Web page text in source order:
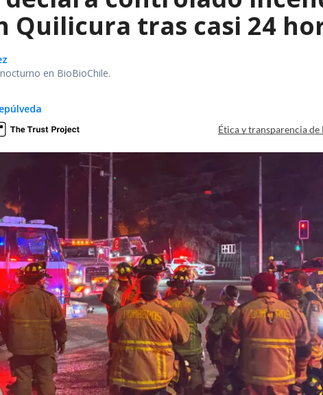
Quilicura tras casi 24
en BioBioChile.
Ética y transparencia